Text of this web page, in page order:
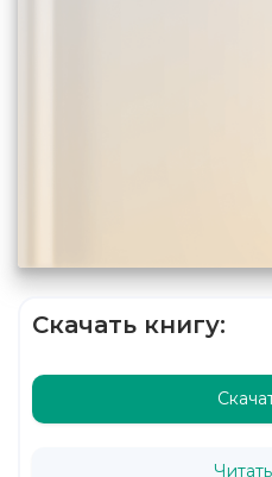
Скачать книгу: